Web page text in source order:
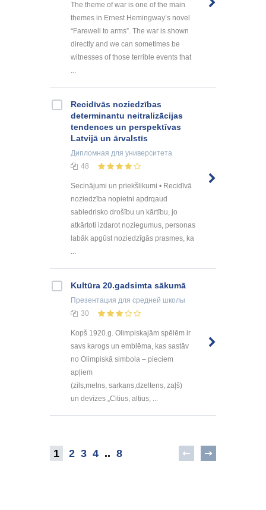
The theme of war is one of the main
themes in Ernest Hemingway’s novel
“Farewell to arms”. The war is shown
directly and we can sometimes be
witnesses of those terrible events that
...
Recidīvās noziedzības
determinantu neitralizācijas
tendences un perspektīvas
Latvijā un ārvalstīs
Дипломная для университета
48
Secinājumi un priekšlikumi • Recidīvā
noziedzība nopietni apdrqaud
sabiedrisko drošību un kārtību, jo
atkārtoti izdarot noziegumus, personas
labāk apgūst noziedzīgās prasmes, ka
...
Kultūra 20.gadsimta sākumā
Презентация для средней школы
30
Kopš 1920.g. Olimpiskajām spēlēm ir
savs karogs un emblēma, kas sastāv
no Olimpiskā simbola – pieciem
apļiem
(zils,melns, sarkans,dzeltens, zaļš)
un devīzes „Citius, altius, ...
1 2 3 4 .. 8